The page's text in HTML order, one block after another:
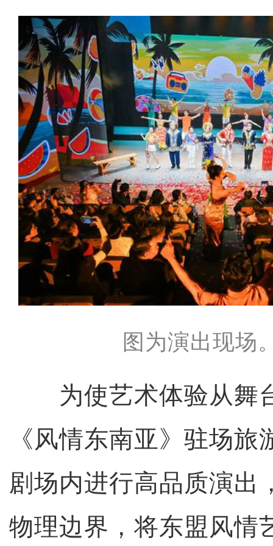
图为演出现场
为使艺术体验从舞
《风情东南亚》驻场
剧场内进行高品质演出
物理边界，将东盟风情